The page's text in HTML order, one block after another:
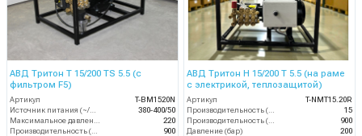
АВД Тритон T 15/200 TS 5.5 (с
фильтром F5)
Артикул
T-BM1520N
380-400/50
220
900
АВД Тритон H 15/200 T 5.5 (на раме
с электрикой, теплозащитой)
Артикул
T-NMT15.20R
15
900
Давление (бар)
200